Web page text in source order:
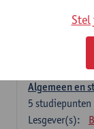
Dit vervangt
Algemeen en
5 studiepunten
Lesgever(s):
Stel